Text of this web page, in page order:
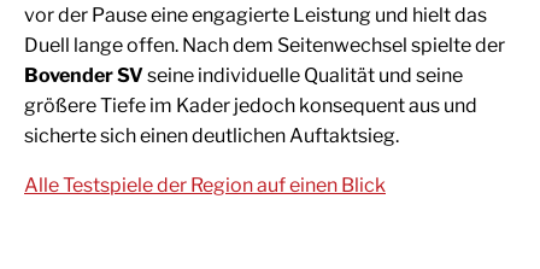
vor der Pause eine engagierte Leistung und hielt das
Duell lange offen. Nach dem Seitenwechsel spielte der
Bovender SVseine individuelle Qualität und seine
größere Tiefe im Kader jedoch konsequent aus und
sicherte sich einen deutlichen Auftaktsieg.
Alle Testspiele der Region auf einen Blick